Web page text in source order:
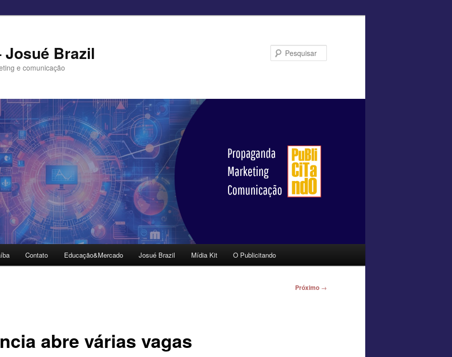
Josué Brazil
e comunicação
Contato Educação&Mercado Josué Brazil Mídia Kit O Publicitando
Próximo →
abre várias vagas